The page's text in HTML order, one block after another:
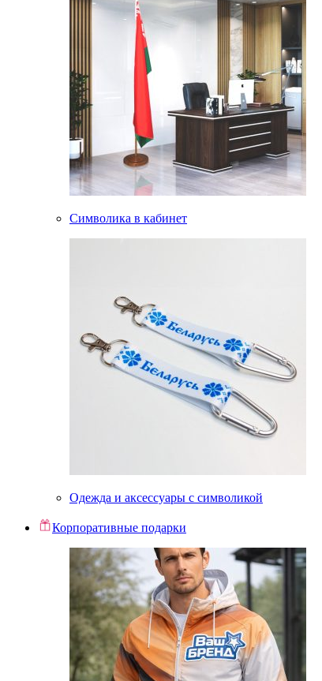
Символика в кабинет
Одежда и аксессуары с символикой
Корпоративные подарки